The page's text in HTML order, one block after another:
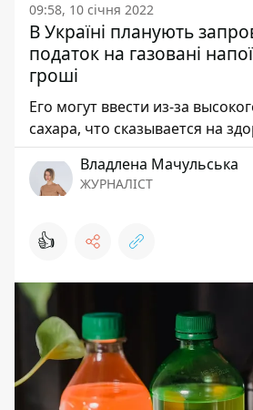
09:58, 10 січня 2022
В Україні планують
податок на газовані
гроші
Его могут ввести из-за
сахара, что сказывается на
Владлена Мачульська
ЖУРНАЛІСТ
👍